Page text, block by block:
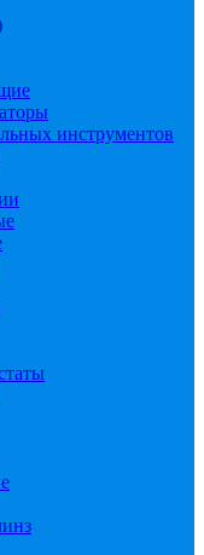
инструментов